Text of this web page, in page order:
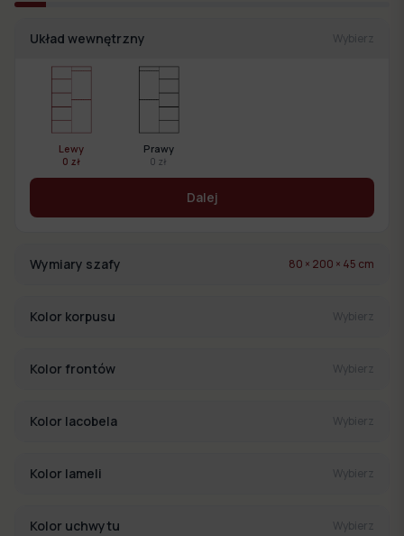
Układ wewnętrzny Wybierz
Lewy
0 zł
Prawy
0 zł
Dalej
Wymiary szafy 80 × 200 × 45 cm
Kolor korpusu Wybierz
Kolor frontów Wybierz
Kolor lacobela Wybierz
Kolor lameli Wybierz
Kolor uchwytu Wybierz